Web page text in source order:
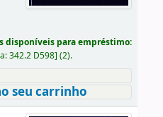
disponíveis para empréstimo:
342.2 D598] (2).
seu carrinho